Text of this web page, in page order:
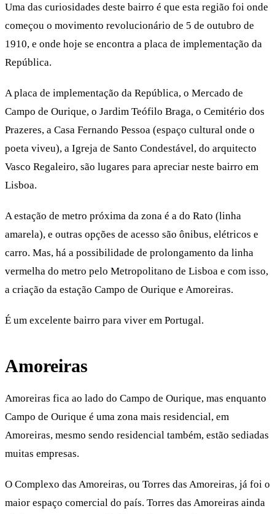
Uma das curiosidades deste bairro é que esta região foi onde
começou o movimento revolucionário de 5 de outubro de
1910, e onde hoje se encontra a placa de implementação da
República.
A placa de implementação da República, o Mercado de
Campo de Ourique, o Jardim Teófilo Braga, o Cemitério dos
Prazeres, a Casa Fernando Pessoa (espaço cultural onde o
poeta viveu), a Igreja de Santo Condestável, do arquitecto
Vasco Regaleiro, são lugares para apreciar neste bairro em
Lisboa.
A estação de metro próxima da zona é a do Rato (linha
amarela), e outras opções de acesso são ônibus, elétricos e
carro. Mas, há a possibilidade de prolongamento da linha
vermelha do metro pelo Metropolitano de Lisboa e com isso,
a criação da estação Campo de Ourique e Amoreiras.
É um excelente bairro para viver em Portugal.
Amoreiras
Amoreiras fica ao lado do Campo de Ourique, mas enquanto
Campo de Ourique é uma zona mais residencial, em
Amoreiras, mesmo sendo residencial também, estão sediadas
muitas empresas.
O Complexo das Amoreiras, ou Torres das Amoreiras, já foi o
maior espaço comercial do país. Torres das Amoreiras ainda